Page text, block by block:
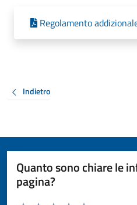
Regolamento
Indietro
Quanto sono chiare le
pagina?